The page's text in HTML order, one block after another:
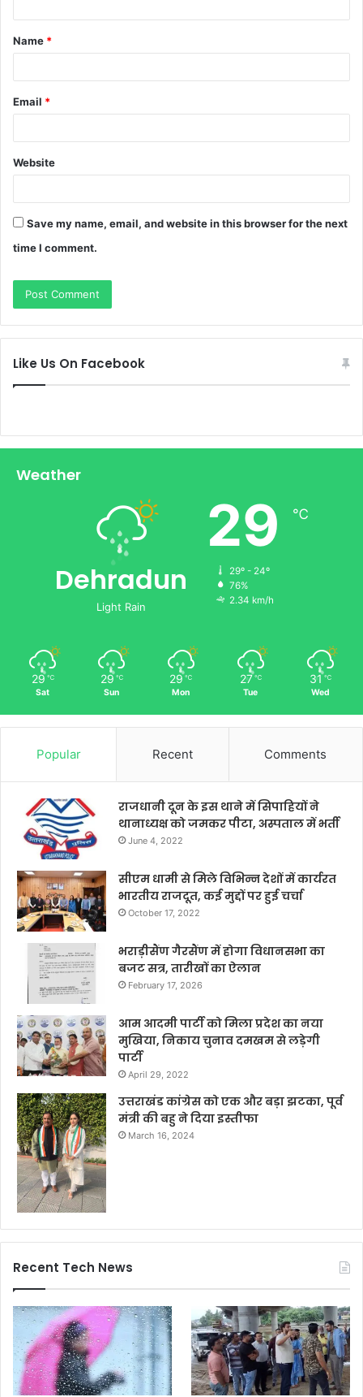
t
*
Name *
Email *
Website
Save my name, email, and website in this browser for the next
time I comment.
Like Us On Facebook
Weather
Dehradun
Light Rain
29 ℃
29º - 24º
76%
2.34 km/h
29 ℃
Sat
29 ℃
Sun
29 ℃
Mon
27 ℃
Tue
31 ℃
Wed
Popular Recent Comments
राजधानी दून के इस थाने में सिपाहियों ने
थानाध्यक्ष को जमकर पीटा, अस्पताल में भर्ती
June 4, 2022
सीएम धामी से मिले विभिन्न देशों में कार्यरत
भारतीय राजदूत, कई मुद्दों पर हुई चर्चा
October 17, 2022
भराड़ीसैंण गैरसैंण में होगा विधानसभा का
बजट सत्र, तारीखों का ऐलान
February 17, 2026
आम आदमी पार्टी को मिला प्रदेश का नया
मुखिया, निकाय चुनाव दमखम से लड़ेगी
पार्टी
April 29, 2022
उत्तराखंड कांग्रेस को एक और बड़ा झटका, पूर्व
मंत्री की बहु ने दिया इस्तीफा
March 16, 2024
Recent Tech News